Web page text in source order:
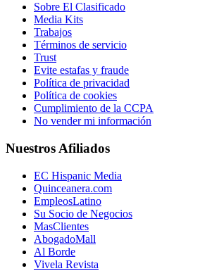
Sobre El Clasificado
Media Kits
Trabajos
Términos de servicio
Trust
Evite estafas y fraude
Política de privacidad
Política de cookies
Cumplimiento de la CCPA
No vender mi información
Nuestros Afiliados
EC Hispanic Media
Quinceanera.com
EmpleosLatino
Su Socio de Negocios
MasClientes
AbogadoMall
Al Borde
Vivela Revista